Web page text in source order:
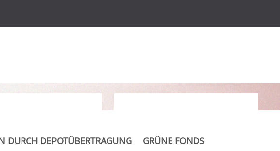
DURCH DEPOTÜBERTRAGUNG GRÜNE FONDS